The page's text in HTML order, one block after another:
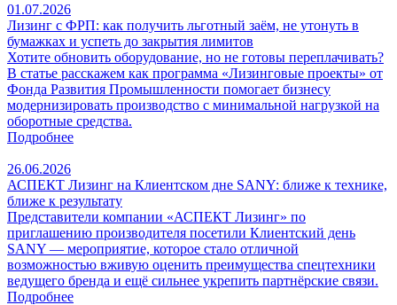
01.07.2026
Лизинг с ФРП: как получить льготный заём, не утонуть в
бумажках и успеть до закрытия лимитов
Хотите обновить оборудование, но не готовы переплачивать?
В статье расскажем как программа «Лизинговые проекты» от
Фонда Развития Промышленности помогает бизнесу
модернизировать производство с минимальной нагрузкой на
оборотные средства.
Подробнее
26.06.2026
АСПЕКТ Лизинг на Клиентском дне SANY: ближе к технике,
ближе к результату
Представители компании «АСПЕКТ Лизинг» по
приглашению производителя посетили Клиентский день
SANY — мероприятие, которое стало отличной
возможностью вживую оценить преимущества спецтехники
ведущего бренда и ещё сильнее укрепить партнёрские связи.
Подробнее